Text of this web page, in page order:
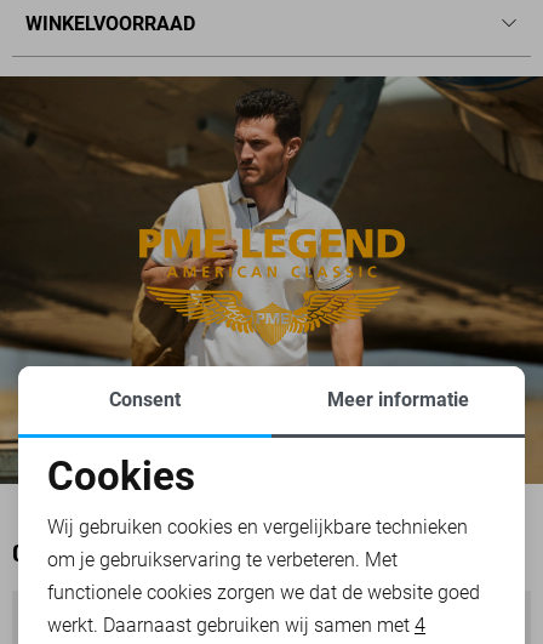
WINKELVOORRAAD
OOK HET BEKIJKEN WAARD
Noodzakelijke cookies
Personalisatie cookies
Analytische cookies
Consent Meer informatie
Cookies
Wij gebruiken cookies en vergelijkbare technieken
om je gebruikservaring te verbeteren. Met
functionele cookies zorgen we dat de website goed
werkt. Daarnaast gebruiken wij samen met 4